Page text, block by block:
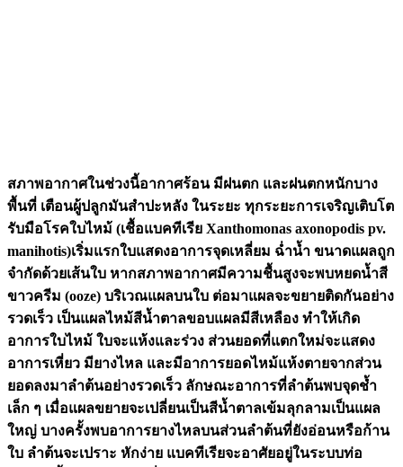
สภาพอากาศในช่วงนี้อากาศร้อน มีฝนตก และฝนตกหนักบาง
พื้นที่ เตือนผู้ปลูกมันสำปะหลัง ในระยะ ทุกระยะการเจริญเติบโต
รับมือโรคใบไหม้ (เชื้อแบคทีเรีย Xanthomonas axonopodis pv.
manihotis)เริ่มแรกใบแสดงอาการจุดเหลี่ยม ฉ่ำน้ำ ขนาดแผลถูก
จำกัดด้วยเส้นใบ หากสภาพอากาศมีความชื้นสูงจะพบหยดน้ำสี
ขาวครีม (ooze) บริเวณแผลบนใบ ต่อมาแผลจะขยายติดกันอย่าง
รวดเร็ว เป็นแผลไหม้สีน้ำตาลขอบแผลมีสีเหลือง ทำให้เกิด
อาการใบไหม้ ใบจะแห้งและร่วง ส่วนยอดที่แตกใหม่จะแสดง
อาการเหี่ยว มียางไหล และมีอาการยอดไหม้แห้งตายจากส่วน
ยอดลงมาลำต้นอย่างรวดเร็ว ลักษณะอาการที่ลำต้นพบจุดชํ้า
เล็ก ๆ เมื่อแผลขยายจะเปลี่ยนเป็นสีนํ้าตาลเข้มลุกลามเป็นแผล
ใหญ่ บางครั้งพบอาการยางไหลบนส่วนลำต้นที่ยังอ่อนหรือก้าน
ใบ ลำต้นจะเปราะ หักง่าย แบคทีเรียจะอาศัยอยู่ในระบบท่อ